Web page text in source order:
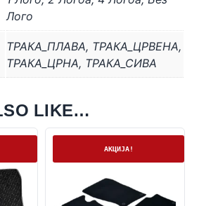
Лого
ТРАКА_ПЛАВА, ТРАКА_ЦРВЕНА,
ТРАКА_ЦРНА, ТРАКА_СИВА
LIKE…
АКЦИЈА!